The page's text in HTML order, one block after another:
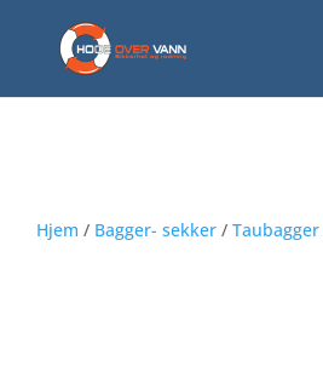
Hjem / Bagger- sekker / Taubagger